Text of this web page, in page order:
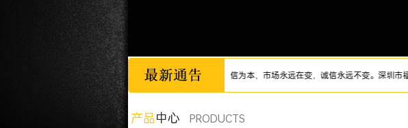
诚信为本，市场永远在变，诚信永远不变。深圳市福欣
产品中心 PRODUCTS